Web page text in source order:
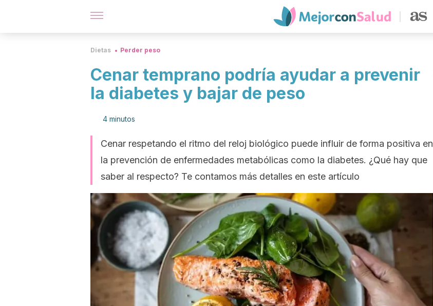
Dietas Perder peso
Cenar temprano podría ayudar a prevenir
la diabetes y bajar de peso
4 minutos
Cenar respetando el ritmo del reloj biológico puede influir de forma positiva en
la prevención de enfermedades metabólicas como la diabetes. ¿Qué hay que
saber al respecto? Te contamos más detalles en este artículo